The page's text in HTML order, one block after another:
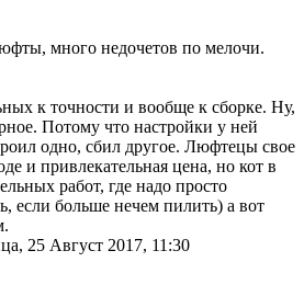
много недочетов по мелочи.
к точности и вообще к сборке. Ну,
Потому что настройки у ней
одно, сбил другое. Люфтецы свое
и привлекательная цена, но кот в
работ, где надо просто
если больше нечем пилить) а вот
25 Август 2017, 11:30